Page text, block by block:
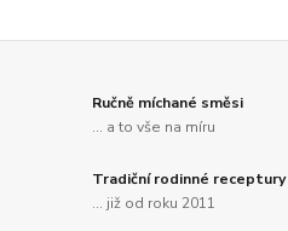
Ručně míchané směsi
... a to vše na míru
Tradiční rodinné receptury
... již od roku 2011